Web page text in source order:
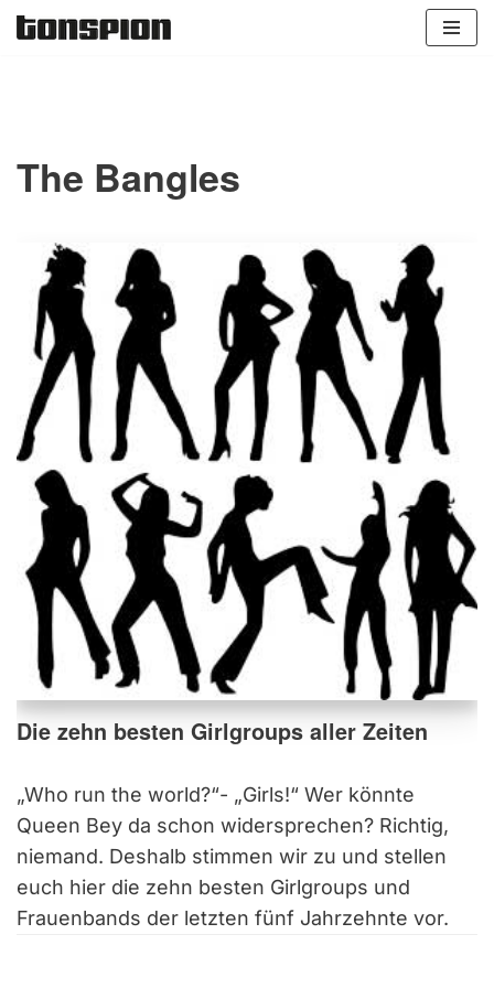
The Bangles
Die zehn besten Girlgroups aller Zeiten
„Who run the world?“- „Girls!“ Wer könnte
Queen Bey da schon widersprechen? Richtig,
niemand. Deshalb stimmen wir zu und stellen
euch hier die zehn besten Girlgroups und
Frauenbands der letzten fünf Jahrzehnte vor.